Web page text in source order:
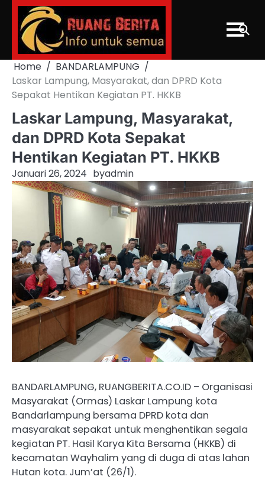
Skip
content
Home
BANDARLAMPUNG
Laskar Lampung, Masyarakat, dan DPRD Kota
Sepakat Hentikan Kegiatan PT. HKKB
Laskar Lampung, Masyarakat,
dan DPRD Kota Sepakat
Hentikan Kegiatan PT. HKKB
Januari 26, 2024 byadmin
BANDARLAMPUNG, RUANGBERITA.CO.ID – Organisasi
Masyarakat (Ormas) Laskar Lampung kota
Bandarlampung bersama DPRD kota dan
masyarakat sepakat untuk menghentikan segala
kegiatan PT. Hasil Karya Kita Bersama (HKKB) di
kecamatan Wayhalim yang di duga di atas lahan
Hutan kota. Jum’at (26/1).